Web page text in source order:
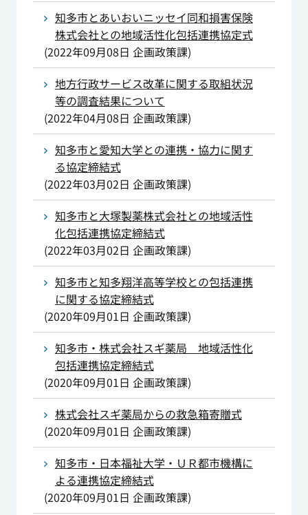
知多市とあいおいニッセイ同和損害保険
株式会社との地域活性化包括連携協定式
(2022年09月08日 企画政策課)
地方行政サービス改革に関する取組状況
等の調査結果について
(2022年04月08日 企画政策課)
知多市と愛知大学との連携・協力に関す
る協定締結式
(2022年03月02日 企画政策課)
知多市と大塚製薬株式会社との地域活性
化包括連携協定締結式
(2022年03月02日 企画政策課)
知多市と知多翔洋高等学校との包括連携
に関する協定締結式
(2020年09月01日 企画政策課)
知多市・株式会社スギ薬局 地域活性化
包括連携協定締結式
(2020年09月01日 企画政策課)
株式会社スギ薬局からの救急箱寄贈式
(2020年09月01日 企画政策課)
知多市・日本福祉大学・ＵＲ都市機構に
よる連携協定締結式
(2020年09月01日 企画政策課)